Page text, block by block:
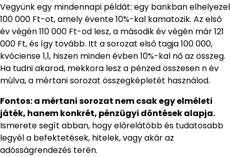
Vegyünk egy mindennapi példát: egy bankban elhelyezel
100 000 Ft-ot, amely évente 10%-kal kamatozik. Az első
év végén 110 000 Ft-od lesz, a második év végén már 121
000 Ft, és így tovább. Itt a sorozat első tagja 100 000,
kvóciense 1,1, hiszen minden évben 10%-kal nő az összeg.
Ha tudni akarod, mekkora lesz a pénzed összesen n év
múlva, a mértani sorozat összegképletét használod.
Fontos: a mértani sorozat nem csak egy elméleti
játék, hanem konkrét, pénzügyi döntések alapja.
Ismerete segít abban, hogy előrelátóbb és tudatosabb
legyél a befektetések, hitelek, vagy akár az
adósságrendezés terén.